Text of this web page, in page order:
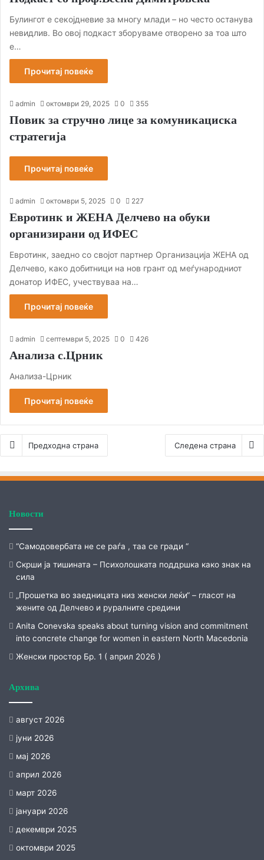
Булингот е секојдневие за многу млади – но често останува
невидлив. Во овој подкаст зборуваме отворено за тоа што
е…
Прочитај повеќе
admin октомври 29, 2025 0 355
Повик за стручно лице за комуникациска
стратегија
Прочитај повеќе
admin октомври 5, 2025 0 227
Евротинк и ЖЕНА Делчево на обуки
организирани од ИФЕС
Евротинк, заедно со својот партнер Организација ЖЕНА од
Делчево, како добитници на нов грант од меѓународниот
донатор ИФЕС, учествуваа на…
Прочитај повеќе
admin септември 5, 2025 0 426
Анализа с.Црник
Анализа-Црник
Прочитај повеќе
Предходна страна Следена страна
Новости
“Самодовербата не се раѓа , таа се гради “
Скрши ја тишината – Психолошката поддршка како знак на
сила
„Прошетка во заедницата низ женски леќи“ – гласот на
жените од Делчево и руралните средини
Anita Conevska speaks about turning vision and commitment
into concrete change for women in eastern North Macedonia
Женски простор Бр. 1 ( април 2026 )
Архива
август 2026
јуни 2026
мај 2026
април 2026
март 2026
јануари 2026
декември 2025
октомври 2025